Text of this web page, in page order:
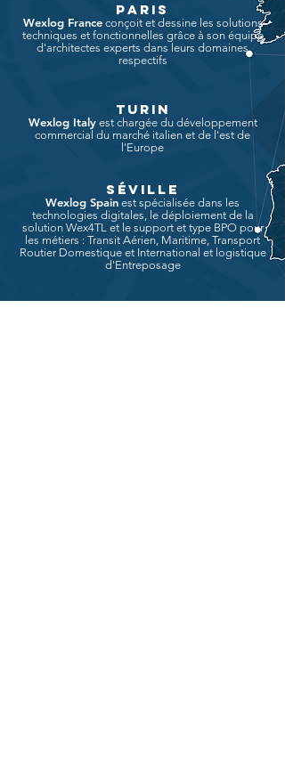
PARIS
Wexlog Franceconçoit et dessine les solutions
techniques et fonctionnelles grâce à son équipe
d'architectes experts dans leurs domaines
respectifs
TURIN
Wexlog Italyest chargée du développement
commercial du marché italien et de l'est de
l'Europe
séville
Wexlog Spain est spécialisée dans les
technologies digitales, le déploiement de la
solution Wex4TL et le support et type BPO pour
les métiers : Transit Aérien, Maritime, Transport
Routier Domestique et International et logistique
d'Entreposage